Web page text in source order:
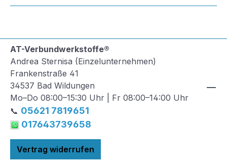
AT-Verbundwerkstoffe®
Andrea Sternisa (Einzelunternehmen)
Frankenstraße 41
34537 Bad Wildungen
Mo–Do 08:00–15:30 Uhr | Fr 08:00–14:00 Uhr
📞 05621 7819651
017643739658
Vertrag widerrufen